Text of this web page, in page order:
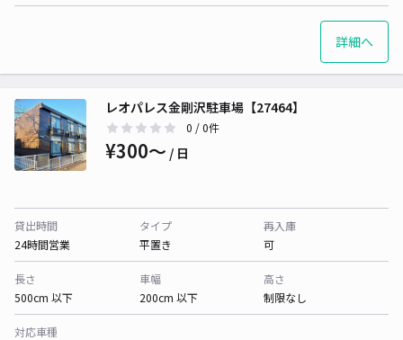
詳細へ
レオパレス金剛沢駐車場【27464】
0 / 0件
¥300〜 / 日
貸出時間
24時間営業
タイプ
平置き
再入庫
可
長さ
500cm 以下
車幅
200cm 以下
高さ
制限なし
対応車種